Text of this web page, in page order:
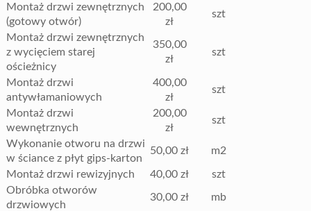
Montaż drzwi zewnętrznych
(gotowy otwór)
200,00
zł
szt
Montaż drzwi zewnętrznych
z wycięciem starej
ościeżnicy
350,00
zł
szt
Montaż drzwi
antywłamaniowych
400,00
zł
szt
Montaż drzwi
wewnętrznych
200,00
zł
szt
Wykonanie otworu na drzwi
w ściance z płyt gips-karton
50,00 zł m2
Montaż drzwi rewizyjnych 40,00 zł
szt
Obróbka otworów
drzwiowych
30,00 zł mb